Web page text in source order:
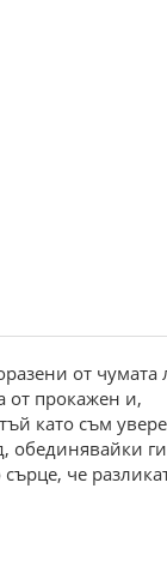
от чумата
от прокажен и,
като съм
обединявайки
че